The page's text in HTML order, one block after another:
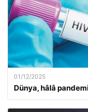
01/12/2025
Dünya, hâlâ